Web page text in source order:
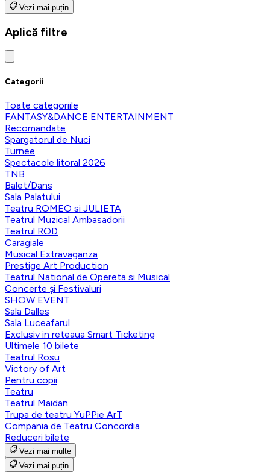
Vezi mai puțin
Aplică filtre
Categorii
Toate categoriile
FANTASY&DANCE ENTERTAINMENT
Recomandate
Spargatorul de Nuci
Turnee
Spectacole litoral 2026
TNB
Balet/Dans
Sala Palatului
Teatru ROMEO si JULIETA
Teatrul Muzical Ambasadorii
Teatrul ROD
Caragiale
Musical Extravaganza
Prestige Art Production
Teatrul National de Opereta si Musical
Concerte și Festivaluri
SHOW EVENT
Sala Dalles
Sala Luceafarul
Exclusiv in reteaua Smart Ticketing
Ultimele 10 bilete
Teatrul Rosu
Victory of Art
Pentru copii
Teatru
Teatrul Maidan
Trupa de teatru YuPPie ArT
Compania de Teatru Concordia
Reduceri bilete
Vezi mai multe
Vezi mai puțin